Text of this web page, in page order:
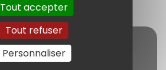
Tout accepter
Tout refuser
Personnaliser